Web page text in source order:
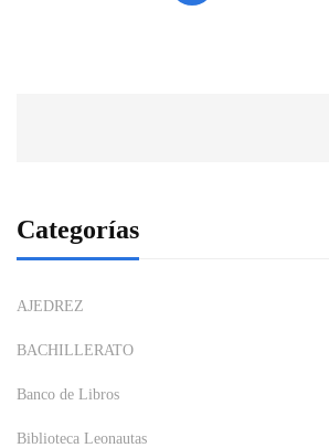
Categorías
AJEDREZ
BACHILLERATO
Banco de Libros
Biblioteca Leonautas